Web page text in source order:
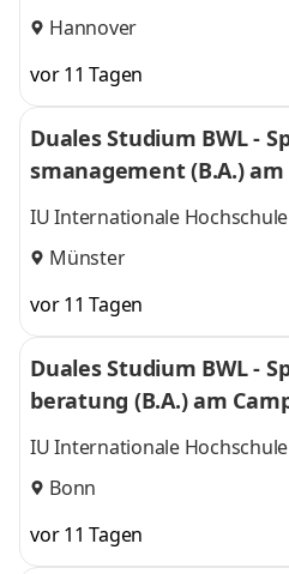
Hannover
vor 11 Tagen
Duales Studium BWL -
smanagement (B.A.)
l
IU Internationale Hochschule
Münster
vor 11 Tagen
Duales Studium BWL -
beratung (B.A.) am
IU Internationale Hochschule
Bonn
vor 11 Tagen